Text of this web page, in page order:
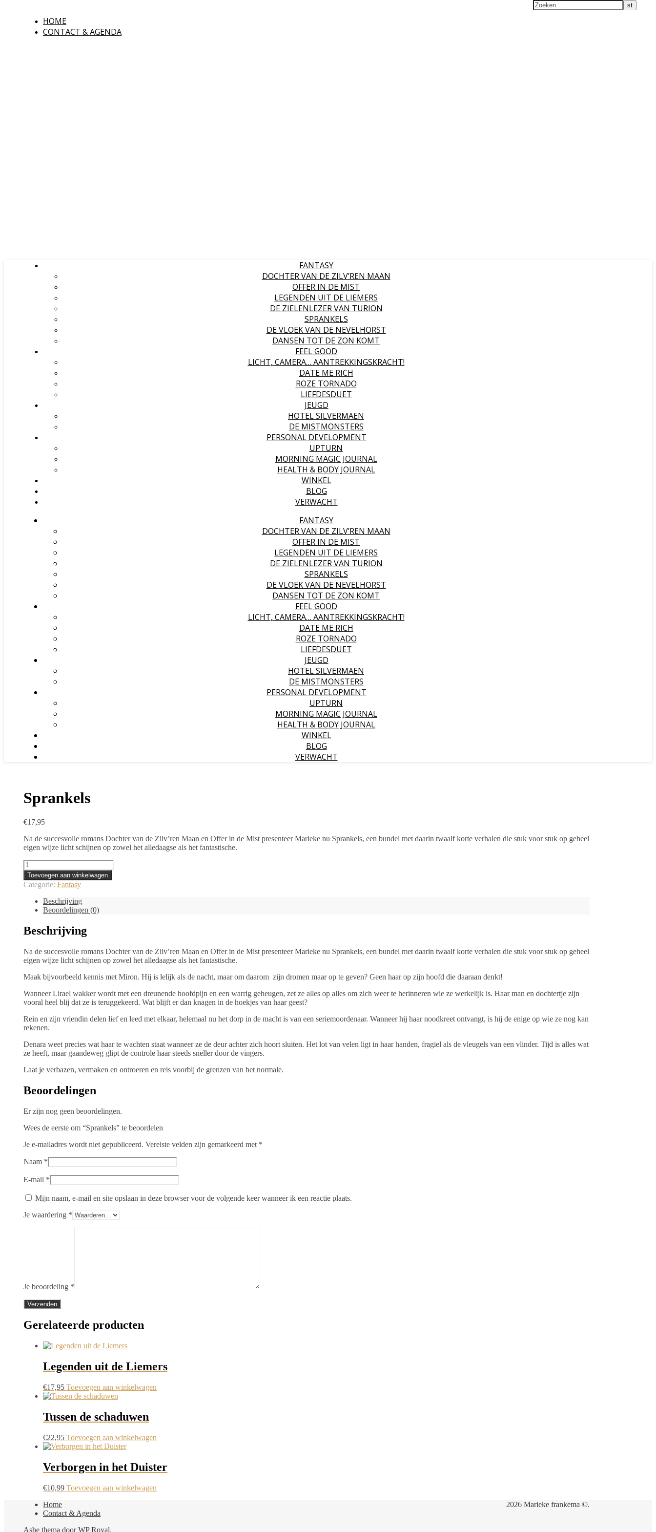
HOME
CONTACT & AGENDA
FANTASY
DOCHTER VAN DE ZILV’REN MAAN
OFFER IN DE MIST
LEGENDEN UIT DE LIEMERS
DE ZIELENLEZER VAN TURION
SPRANKELS
DE VLOEK VAN DE NEVELHORST
DANSEN TOT DE ZON KOMT
FEEL GOOD
LICHT, CAMERA… AANTREKKINGSKRACHT!
DATE ME RICH
ROZE TORNADO
LIEFDESDUET
JEUGD
HOTEL SILVERMAEN
DE MISTMONSTERS
PERSONAL DEVELOPMENT
UPTURN
MORNING MAGIC JOURNAL
HEALTH & BODY JOURNAL
WINKEL
BLOG
VERWACHT
FANTASY
DOCHTER VAN DE ZILV’REN MAAN
OFFER IN DE MIST
LEGENDEN UIT DE LIEMERS
DE ZIELENLEZER VAN TURION
SPRANKELS
DE VLOEK VAN DE NEVELHORST
DANSEN TOT DE ZON KOMT
FEEL GOOD
LICHT, CAMERA… AANTREKKINGSKRACHT!
DATE ME RICH
ROZE TORNADO
LIEFDESDUET
JEUGD
HOTEL SILVERMAEN
DE MISTMONSTERS
PERSONAL DEVELOPMENT
UPTURN
MORNING MAGIC JOURNAL
HEALTH & BODY JOURNAL
WINKEL
BLOG
VERWACHT
Sprankels
€17,95
Na de succesvolle romans Dochter van de Zilv’ren Maan en Offer in de Mist presenteer Marieke nu Sprankels, een bundel met daarin twaalf korte verhalen die stuk voor stuk op geheel
eigen wijze licht schijnen op zowel het alledaagse als het fantastische.
Sprankels
aantal
Toevoegen aan winkelwagen
Categorie: Fantasy
Beschrijving
Beoordelingen (0)
Beschrijving
Na de succesvolle romans Dochter van de Zilv’ren Maan en Offer in de Mist presenteer Marieke nu Sprankels, een bundel met daarin twaalf korte verhalen die stuk voor stuk op geheel
eigen wijze licht schijnen op zowel het alledaagse als het fantastische.
Maak bijvoorbeeld kennis met Miron. Hij is lelijk als de nacht, maar om daarom zijn dromen maar op te geven? Geen haar op zijn hoofd die daaraan denkt!
Wanneer Lirael wakker wordt met een dreunende hoofdpijn en een warrig geheugen, zet ze alles op alles om zich weer te herinneren wie ze werkelijk is. Haar man en dochtertje zijn
vooral heel blij dat ze is teruggekeerd. Wat blijft er dan knagen in de hoekjes van haar geest?
Rein en zijn vriendin delen lief en leed met elkaar, helemaal nu het dorp in de macht is van een seriemoordenaar. Wanneer hij haar noodkreet ontvangt, is hij de enige op wie ze nog kan
rekenen.
Denara weet precies wat haar te wachten staat wanneer ze de deur achter zich hoort sluiten. Het lot van velen ligt in haar handen, fragiel als de vleugels van een vlinder. Tijd is alles wat
ze heeft, maar gaandeweg glipt de controle haar steeds sneller door de vingers.
Laat je verbazen, vermaken en ontroeren en reis voorbij de grenzen van het normale.
Beoordelingen
Er zijn nog geen beoordelingen.
Wees de eerste om “Sprankels” te beoordelen
Je e-mailadres wordt niet gepubliceerd. Vereiste velden zijn gemarkeerd met *
Naam *
E-mail *
Mijn naam, e-mail en site opslaan in deze browser voor de volgende keer wanneer ik een reactie plaats.
Je waardering *
Je beoordeling *
Gerelateerde producten
Legenden uit de Liemers
€17,95 Toevoegen aan winkelwagen
Tussen de schaduwen
€22,95 Toevoegen aan winkelwagen
Verborgen in het Duister
€10,99 Toevoegen aan winkelwagen
2026 Marieke frankema ©.
Home
Contact & Agenda
Ashe thema doorWP Royal.